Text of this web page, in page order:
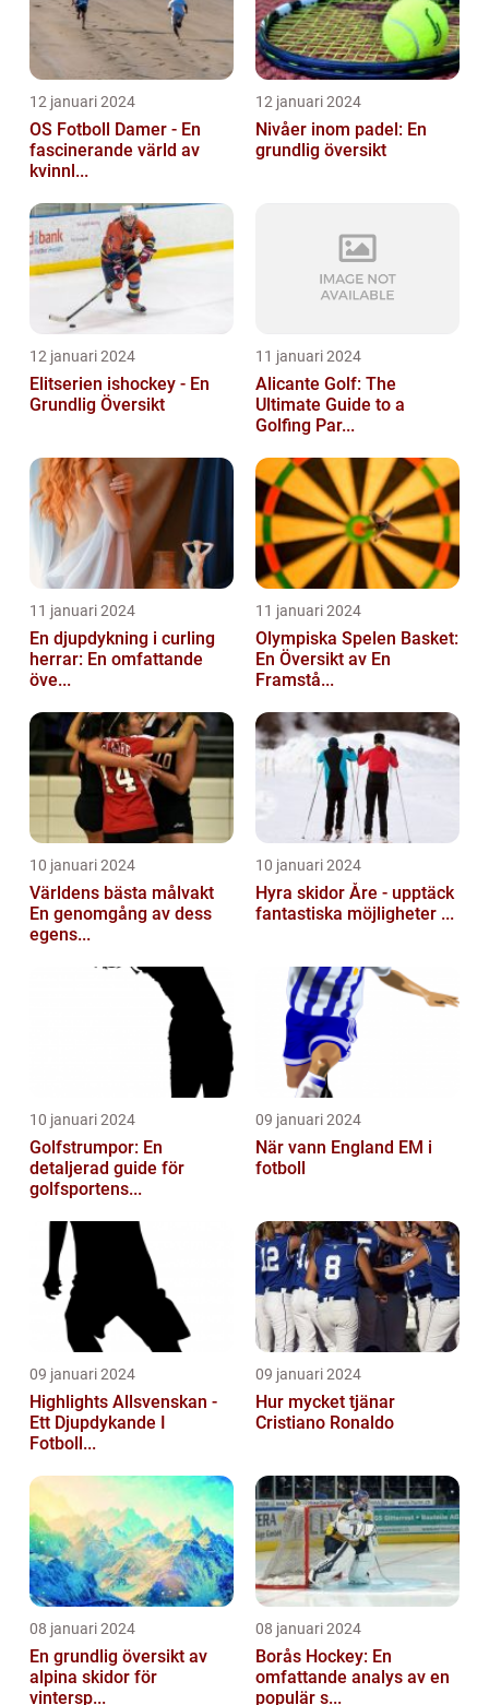
12 januari 2024
OS Fotboll Damer - En
fascinerande värld av
kvinnl...
12 januari 2024
Nivåer inom padel: En
grundlig översikt
12 januari 2024
Elitserien ishockey - En
Grundlig Översikt
11 januari 2024
Alicante Golf: The
Ultimate Guide to a
Golfing Par...
11 januari 2024
En djupdykning i curling
herrar: En omfattande
öve...
11 januari 2024
Olympiska Spelen Basket:
En Översikt av En
Framstå...
10 januari 2024
Världens bästa målvakt
En genomgång av dess
egens...
10 januari 2024
Hyra skidor Åre - upptäck
fantastiska möjligheter ...
10 januari 2024
Golfstrumpor: En
detaljerad guide för
golfsportens...
09 januari 2024
När vann England EM i
fotboll
09 januari 2024
Highlights Allsvenskan -
Ett Djupdykande I
Fotboll...
09 januari 2024
Hur mycket tjänar
Cristiano Ronaldo
08 januari 2024
En grundlig översikt av
alpina skidor för
vintersp...
08 januari 2024
Borås Hockey: En
omfattande analys av en
populär s...